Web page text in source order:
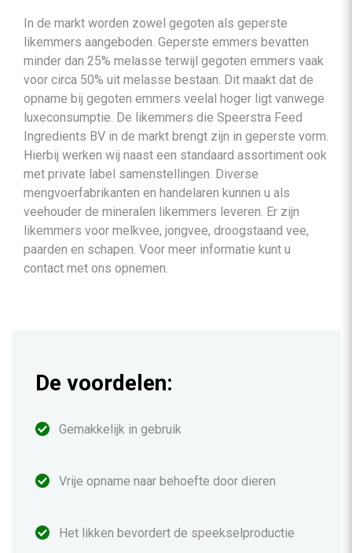
In de markt worden zowel gegoten als geperste
likemmers aangeboden. Geperste emmers bevatten
minder dan 25% melasse terwijl gegoten emmers vaak
voor circa 50% uit melasse bestaan. Dit maakt dat de
opname bij gegoten emmers veelal hoger ligt vanwege
luxeconsumptie. De likemmers die Speerstra Feed
Ingredients BV in de markt brengt zijn in geperste vorm.
Hierbij werken wij naast een standaard assortiment ook
met private label samenstellingen. Diverse
mengvoerfabrikanten en handelaren kunnen u als
veehouder de mineralen likemmers leveren. Er zijn
likemmers voor melkvee, jongvee, droogstaand vee,
paarden en schapen. Voor meer informatie kunt u
contact met ons opnemen.
De voordelen:
Gemakkelijk in gebruik
Vrije opname naar behoefte door dieren
Het likken bevordert de speekselproductie